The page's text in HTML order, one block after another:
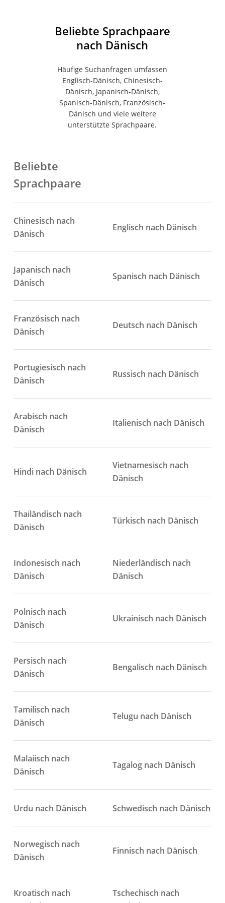
Beliebte Sprachpaare
nach Dänisch
Häufige Suchanfragen umfassen
Englisch-Dänisch, Chinesisch-
Dänisch, Japanisch-Dänisch,
Spanisch-Dänisch, Französisch-
Dänisch und viele weitere
unterstützte Sprachpaare.
Beliebte
Sprachpaare
Chinesisch nach
Dänisch
Englisch nach Dänisch
Japanisch nach
Dänisch
Spanisch nach Dänisch
Französisch nach
Dänisch
Deutsch nach Dänisch
Portugiesisch nach
Dänisch
Russisch nach Dänisch
Arabisch nach
Dänisch
Italienisch nach Dänisch
Hindi nach Dänisch
Vietnamesisch nach
Dänisch
Thailändisch nach
Dänisch
Türkisch nach Dänisch
Indonesisch nach
Dänisch
Niederländisch nach
Dänisch
Polnisch nach
Dänisch
Ukrainisch nach Dänisch
Persisch nach
Dänisch
Bengalisch nach Dänisch
Tamilisch nach
Dänisch
Telugu nach Dänisch
Malaiisch nach
Dänisch
Tagalog nach Dänisch
Urdu nach Dänisch Schwedisch nach Dänisch
Norwegisch nach
Dänisch
Finnisch nach Dänisch
Kroatisch nach
Tschechisch nach